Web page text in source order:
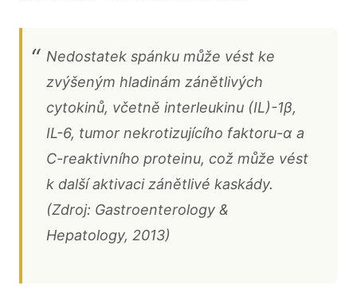
Nedostatek spánku může vést ke
zvýšeným hladinám zánětlivých
cytokinů, včetně interleukinu (IL)-1β,
IL-6, tumor nekrotizujícího faktoru-α a
C-reaktivního proteinu, což může vést
k další aktivaci zánětlivé kaskády.
(Zdroj: Gastroenterology &
Hepatology, 2013)